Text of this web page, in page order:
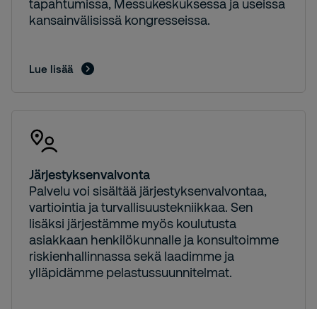
tapahtumissa, Messukeskuksessa ja useissa
kansainvälisissä kongresseissa.
Lue lisää
Järjestyksenvalvonta
Palvelu voi sisältää järjestyksenvalvontaa,
vartiointia ja turvallisuustekniikkaa. Sen
lisäksi järjestämme myös koulutusta
asiakkaan henkilökunnalle ja konsultoimme
riskienhallinnassa sekä laadimme ja
ylläpidämme pelastussuunnitelmat.